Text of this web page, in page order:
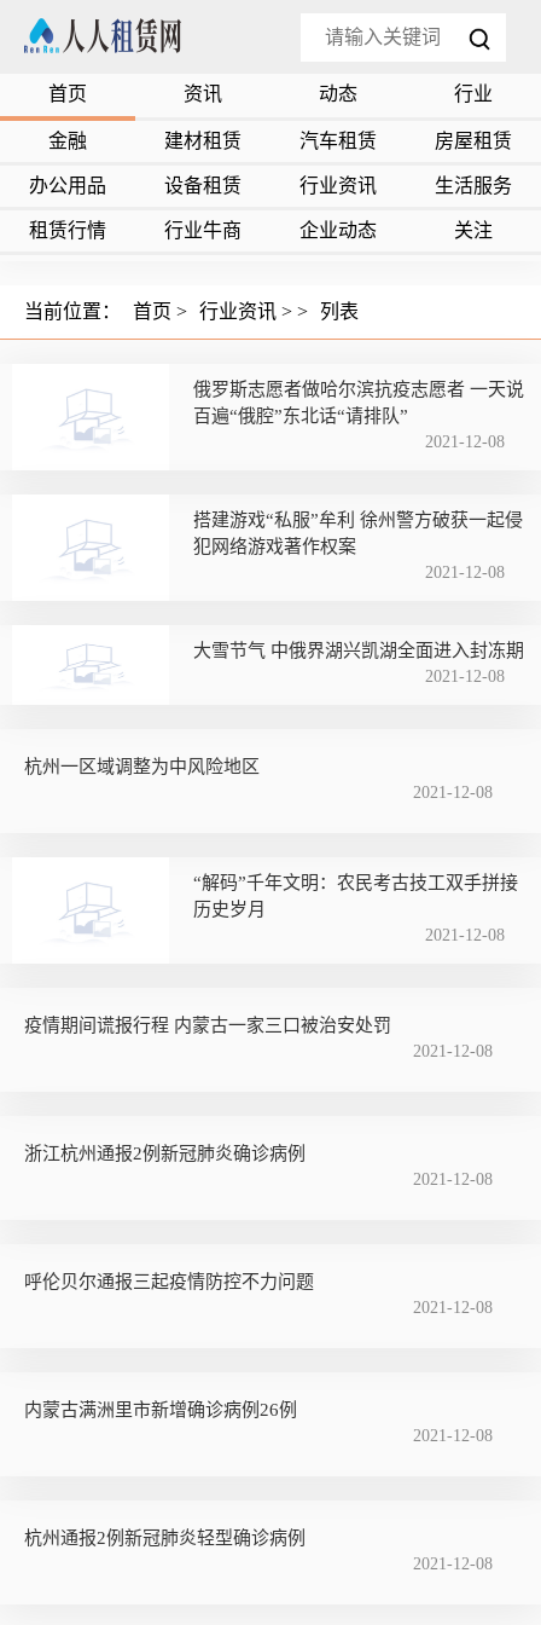
首页 资讯 动态 行业
金融 建材租赁 汽车租赁 房屋租赁
办公用品 设备租赁 行业资讯 生活服务
租赁行情 行业牛商 企业动态 关注
当前位置： 首页 > 行业资讯 > > 列表
俄罗斯志愿者做哈尔滨抗疫志愿者 一天说
百遍“俄腔”东北话“请排队”
2021-12-08
搭建游戏“私服”牟利 徐州警方破获一起侵
犯网络游戏著作权案
2021-12-08
大雪节气 中俄界湖兴凯湖全面进入封冻期
2021-12-08
杭州一区域调整为中风险地区
2021-12-08
“解码”千年文明：农民考古技工双手拼接
历史岁月
2021-12-08
疫情期间谎报行程 内蒙古一家三口被治安处罚
2021-12-08
浙江杭州通报2例新冠肺炎确诊病例
2021-12-08
呼伦贝尔通报三起疫情防控不力问题
2021-12-08
内蒙古满洲里市新增确诊病例26例
2021-12-08
杭州通报2例新冠肺炎轻型确诊病例
2021-12-08